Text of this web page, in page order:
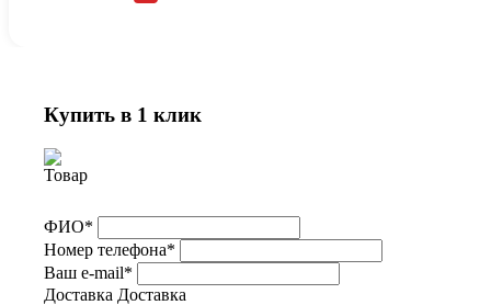
Купить в 1 клик
ФИО*
Номер телефона*
Ваш e-mail*
Доставка Доставка